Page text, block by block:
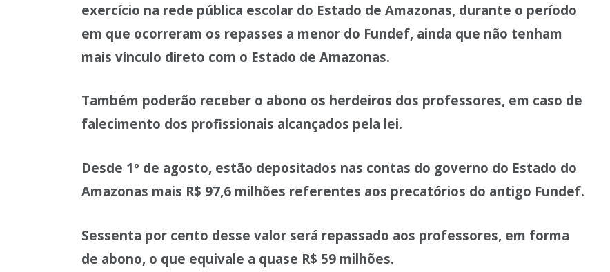
exercício na rede pública escolar do Estado de Amazonas, durante o período
em que ocorreram os repasses a menor do Fundef, ainda que não tenham
mais vínculo direto com o Estado de Amazonas.
Também poderão receber o abono os herdeiros dos professores, em caso de
falecimento dos profissionais alcançados pela lei.
Desde 1º de agosto, estão depositados nas contas do governo do Estado do
Amazonas mais R$ 97,6 milhões referentes aos precatórios do antigo Fundef.
Sessenta por cento desse valor será repassado aos professores, em forma
de abono, o que equivale a quase R$ 59 milhões.